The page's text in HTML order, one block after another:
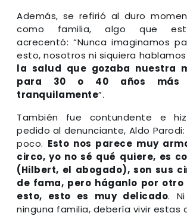
Además, se refirió al duro
como familia, algo que
acrecentó: “Nunca imaginamos
esto, nosotros ni siquiera
la salud que gozaba nuestra
para 30 o 40 años más
tranquilamente”.
También fue contundente e
pedido al denunciante, Aldo Parodi:
poco. Esto nos parece muy
circo, yo no sé qué quiere, es
(Hilbert, el abogado), son sus
de fama, pero háganlo por otro
esto, esto es muy delicado.
ninguna familia, debería vivir estas